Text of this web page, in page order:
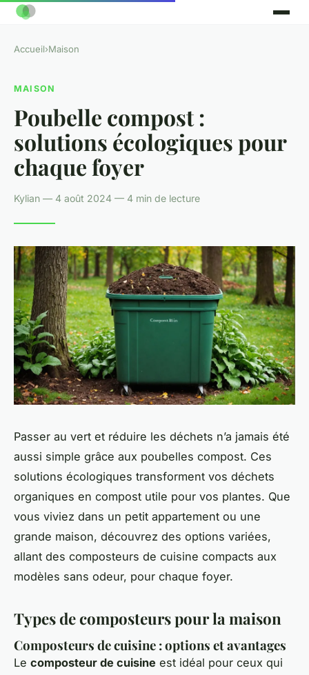
Accueil›Maison
MAISON
Poubelle compost :
solutions écologiques pour
chaque foyer
Kylian — 4 août 2024 — 4 min de lecture
Passer au vert et réduire les déchets n’a jamais été
aussi simple grâce aux poubelles compost. Ces
solutions écologiques transforment vos déchets
organiques en compost utile pour vos plantes. Que
vous viviez dans un petit appartement ou une
grande maison, découvrez des options variées,
allant des composteurs de cuisine compacts aux
modèles sans odeur, pour chaque foyer.
Types de composteurs pour la maison
Composteurs de cuisine : options et avantages
Le composteur de cuisine est idéal pour ceux qui